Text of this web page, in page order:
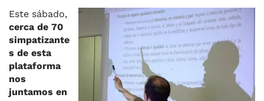
Este sábado,
cerca de 70
simpatizante
s de esta
plataforma
nos
juntamos en